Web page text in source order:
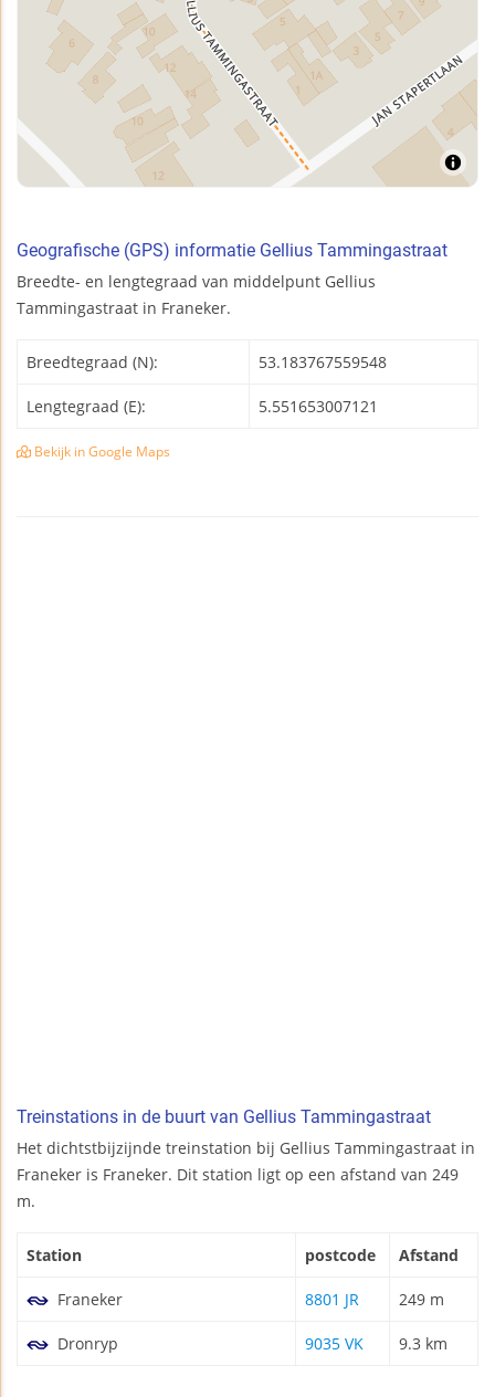
Geografische (GPS) informatie Gellius Tammingastraat
Breedte- en lengtegraad van middelpunt Gellius
Tammingastraat in Franeker.
Breedtegraad (N): 53.183767559548
Lengtegraad (E): 5.551653007121
Bekijk in Google Maps
Treinstations in de buurt van Gellius Tammingastraat
Het dichtstbijzijnde treinstation bij Gellius Tammingastraat in
Franeker is Franeker. Dit station ligt op een afstand van 249
m.
Station postcode Afstand
Franeker 8801 JR 249 m
Dronryp 9035 VK 9.3 km